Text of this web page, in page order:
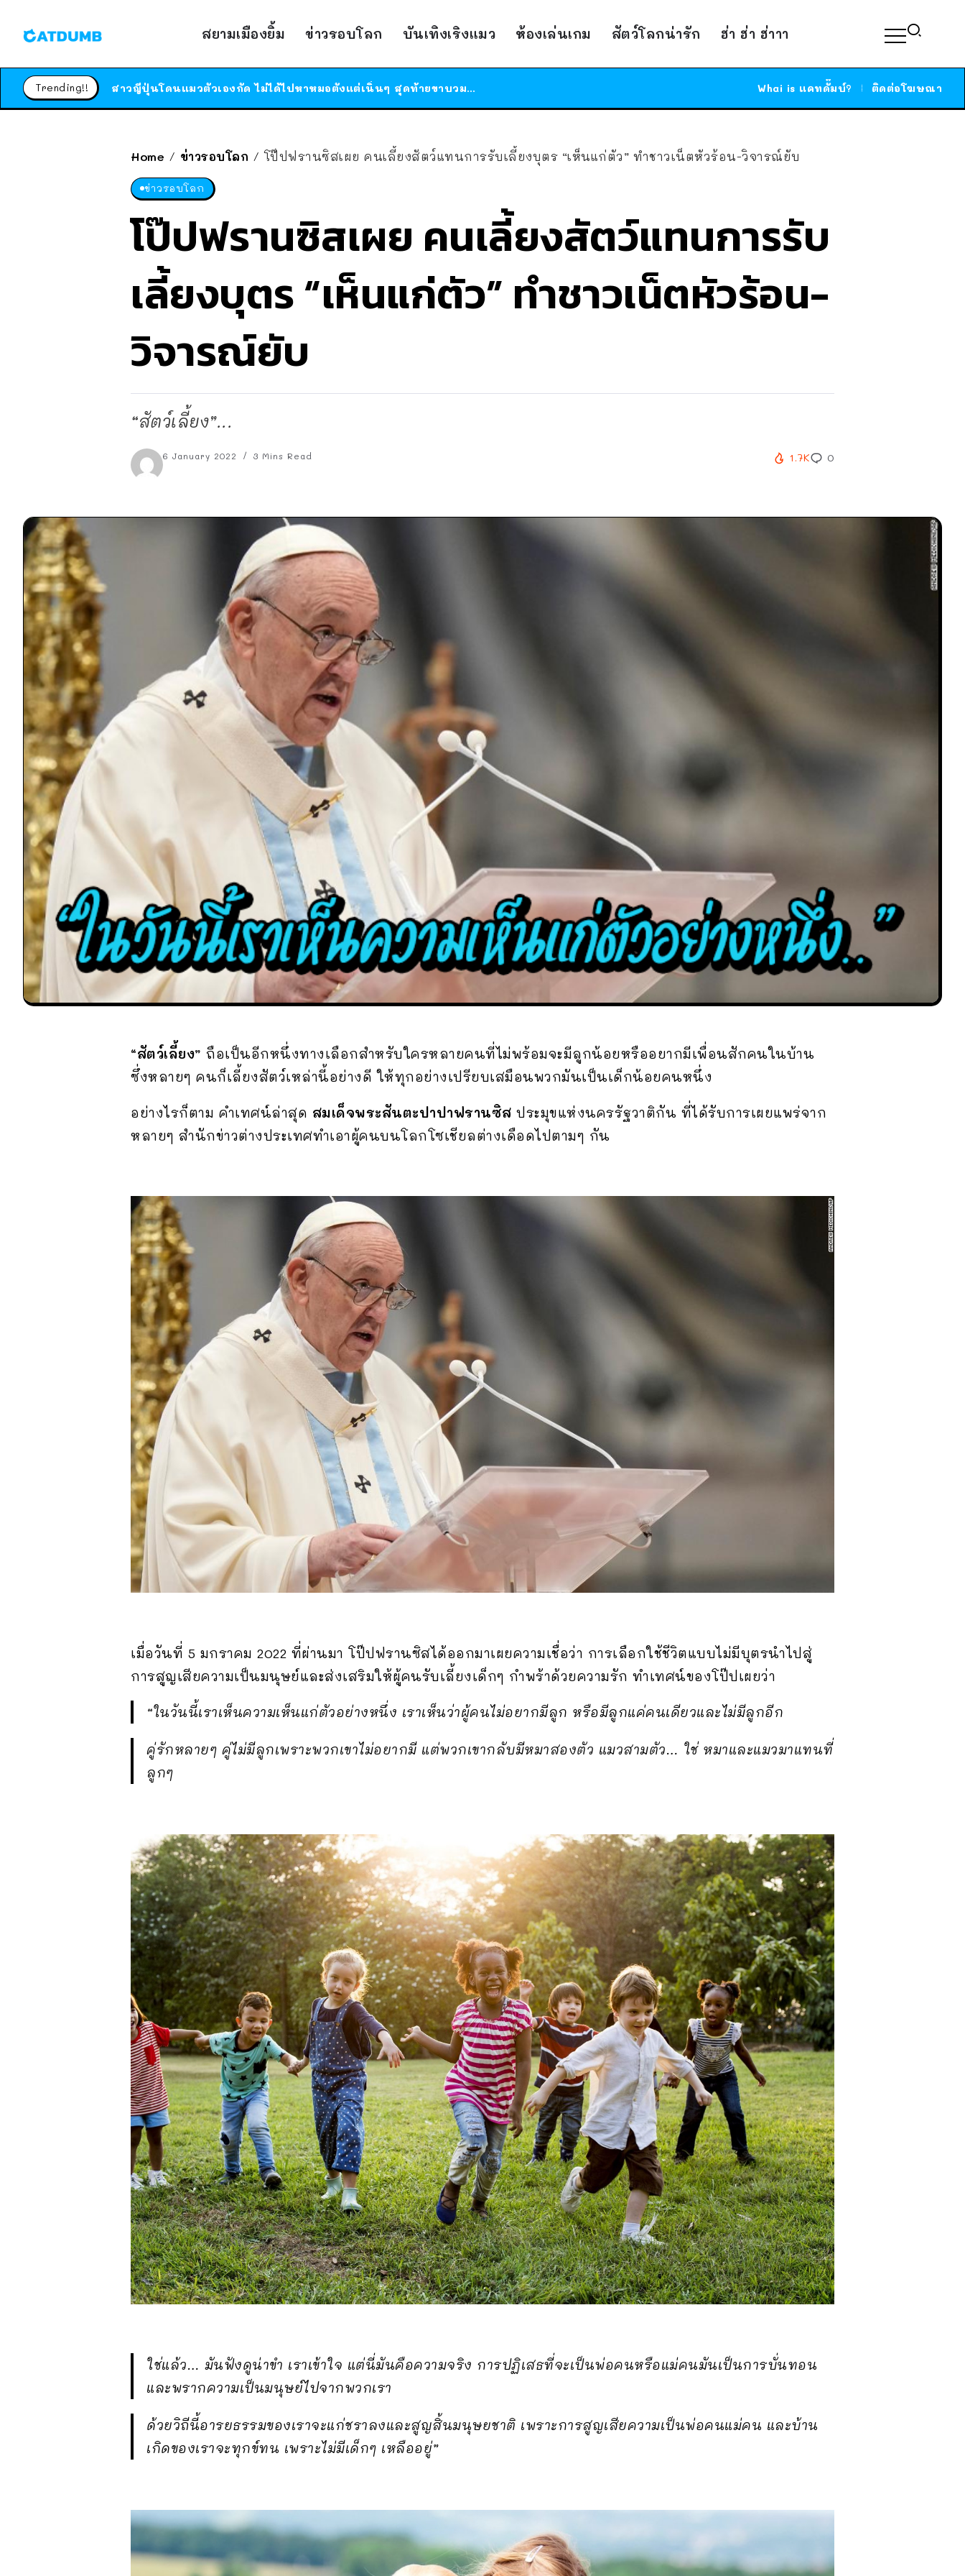
สยามเมืองยิ้ม ข่าวรอบโลก บันเทิงเริงแมว ห้องเล่นเกม สัตว์โลกน่ารัก ฮ่า ฮ่า ฮ่าาา
Trending!!
ร้านอาหารในนิวยอร์กประกาศปิดตัวลง หลังอยู่มานานกว่า 45 ปี ติดป้ายขอบคุณลูกค้าทุกคน แถมสูตรทำไวท์ซอสให้แบบจัดเต็ม
ได้เวลาเด็กหนวดรวมตัว RF Online Next เปิดให้เล่นแล้ว เกม Sci-Fi MMORPG ระดับตำนาน เล่นได้ทั้งมือถือและ PC Whai is แคทดั๊มบ์? ติดต่อโฆษณา
Home / ข่าวรอบโลก / โป๊ปฟรานซิสเผย คนเลี้ยงสัตว์แทนการรับเลี้ยงบุตร “เห็นแก่ตัว” ทำชาวเน็ตหัวร้อน-วิจารณ์ยับ
ข่าวรอบโลก
โป๊ปฟรานซิสเผย คนเลี้ยงสัตว์แทนการรับ
เลี้ยงบุตร “เห็นแก่ตัว” ทำชาวเน็ตหัวร้อน-
วิจารณ์ยับ
“สัตว์เลี้ยง”...
6 January 2022 3 Mins Read 1.7K 0
“สัตว์เลี้ยง” ถือเป็นอีกหนึ่งทางเลือกสำหรับใครหลายคนที่ไม่พร้อมจะมีลูกน้อยหรืออยากมีเพื่อนสักคนในบ้าน
ซึ่งหลายๆ คนก็เลี้ยงสัตว์เหล่านี้อย่างดี ให้ทุกอย่างเปรียบเสมือนพวกมันเป็นเด็กน้อยคนหนึ่ง
อย่างไรก็ตาม คำเทศน์ล่าสุด สมเด็จพระสันตะปาปาฟรานซิส ประมุขแห่งนครรัฐวาติกัน ที่ได้รับการเผยแพร่จาก
หลายๆ สำนักข่าวต่างประเทศทำเอาผู้คนบนโลกโซเชียลต่างเดือดไปตามๆ กัน
เมื่อวันที่ 5 มกราคม 2022 ที่ผ่านมา โป๊ปฟรานซิสได้ออกมาเผยความเชื่อว่า การเลือกใช้ชีวิตแบบไม่มีบุตรนำไปสู่
การสูญเสียความเป็นมนุษย์และส่งเสริมให้ผู้คนรับเลี้ยงเด็กๆ กำพร้าด้วยความรัก ทำเทศน์ของโป๊ปเผยว่า
“ในวันนี้เราเห็นความเห็นแก่ตัวอย่างหนึ่ง เราเห็นว่าผู้คนไม่อยากมีลูก หรือมีลูกแค่คนเดียวและไม่มีลูกอีก
คู่รักหลายๆ คู่ไม่มีลูกเพราะพวกเขาไม่อยากมี แต่พวกเขากลับมีหมาสองตัว แมวสามตัว… ใช่ หมาและแมวมาแทนที่
ลูกๆ
ใช่แล้ว… มันฟังดูน่าขำ เราเข้าใจ แต่นี่มันคือความจริง การปฏิเสธที่จะเป็นพ่อคนหรือแม่คนมันเป็นการบั่นทอน
และพรากความเป็นมนุษย์ไปจากพวกเรา
ด้วยวิถีนี้อารยธรรมของเราจะแก่ชราลงและสูญสิ้นมนุษยชาติ เพราะการสูญเสียความเป็นพ่อคนแม่คน และบ้าน
เกิดของเราจะทุกข์ทน เพราะไม่มีเด็กๆ เหลืออยู่”